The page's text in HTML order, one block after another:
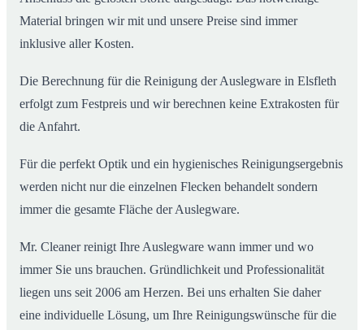
Material bringen wir mit und unsere Preise sind immer
inklusive aller Kosten.
Die Berechnung für die Reinigung der Auslegware in Elsfleth
erfolgt zum Festpreis und wir berechnen keine Extrakosten für
die Anfahrt.
Für die perfekt Optik und ein hygienisches Reinigungsergebnis
werden nicht nur die einzelnen Flecken behandelt sondern
immer die gesamte Fläche der Auslegware.
Mr. Cleaner reinigt Ihre Auslegware wann immer und wo
immer Sie uns brauchen. Gründlichkeit und Professionalität
liegen uns seit 2006 am Herzen. Bei uns erhalten Sie daher
eine individuelle Lösung, um Ihre Reinigungswünsche für die